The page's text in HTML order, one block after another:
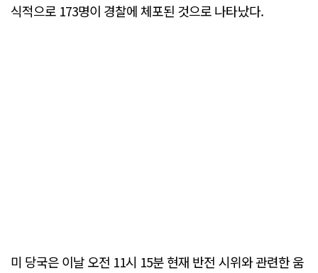
식적으로 173명이 경찰에 체포된 것으로 나타났다.
미 당국은 이날 오전 11시 15분 현재 반전 시위와 관련한 움